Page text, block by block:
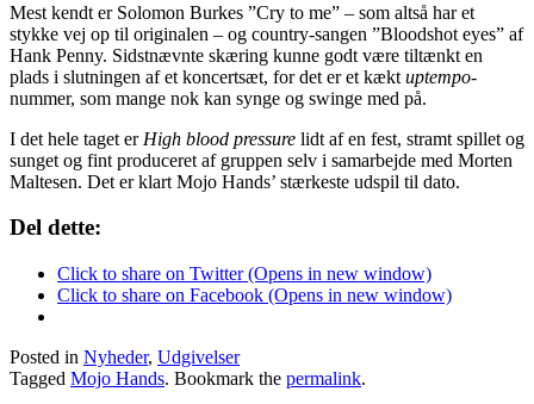
Mest kendt er Solomon Burkes ”Cry to me” – som altså har et
stykke vej op til originalen – og country-sangen ”Bloodshot eyes” af
Hank Penny. Sidstnævnte skæring kunne godt være tiltænkt en
plads i slutningen af et koncertsæt, for det er et kækt uptempo-
nummer, som mange nok kan synge og swinge med på.
I det hele taget er High blood pressure lidt af en fest, stramt spillet og
sunget og fint produceret af gruppen selv i samarbejde med Morten
Maltesen. Det er klart Mojo Hands’ stærkeste udspil til dato.
Del dette:
Click to share on Twitter (Opens in new window)
Click to share on Facebook (Opens in new window)
Posted in Nyheder, Udgivelser
Tagged Mojo Hands. Bookmark the permalink.